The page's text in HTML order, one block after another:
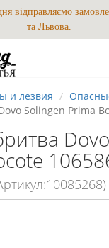
відправляємо
та Львова.
и лезвия
Solingen Prima